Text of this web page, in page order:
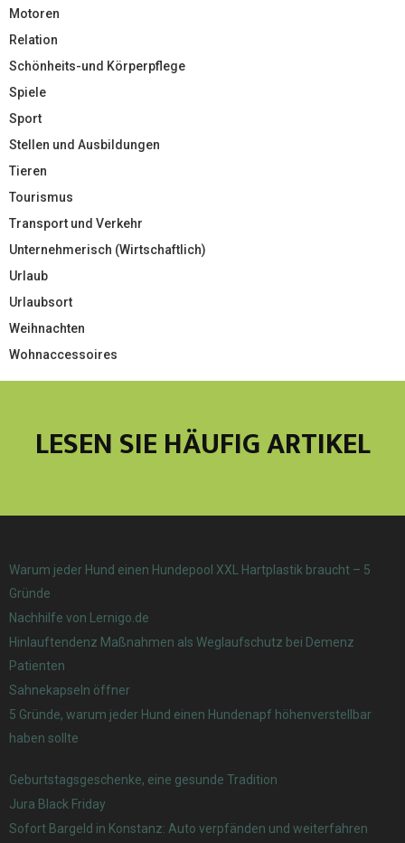
Motoren
Relation
Schönheits-und Körperpflege
Spiele
Sport
Stellen und Ausbildungen
Tieren
Tourismus
Transport und Verkehr
Unternehmerisch (Wirtschaftlich)
Urlaub
Urlaubsort
Weihnachten
Wohnaccessoires
LESEN SIE HÄUFIG ARTIKEL
Warum jeder Hund einen Hundepool XXL Hartplastik braucht – 5
Gründe
Nachhilfe von Lernigo.de
Hinlauftendenz Maßnahmen als Weglaufschutz bei Demenz
Patienten
Sahnekapseln öffner
5 Gründe, warum jeder Hund einen Hundenapf höhenverstellbar
haben sollte
Geburtstagsgeschenke, eine gesunde Tradition
Jura Black Friday
Sofort Bargeld in Konstanz: Auto verpfänden und weiterfahren